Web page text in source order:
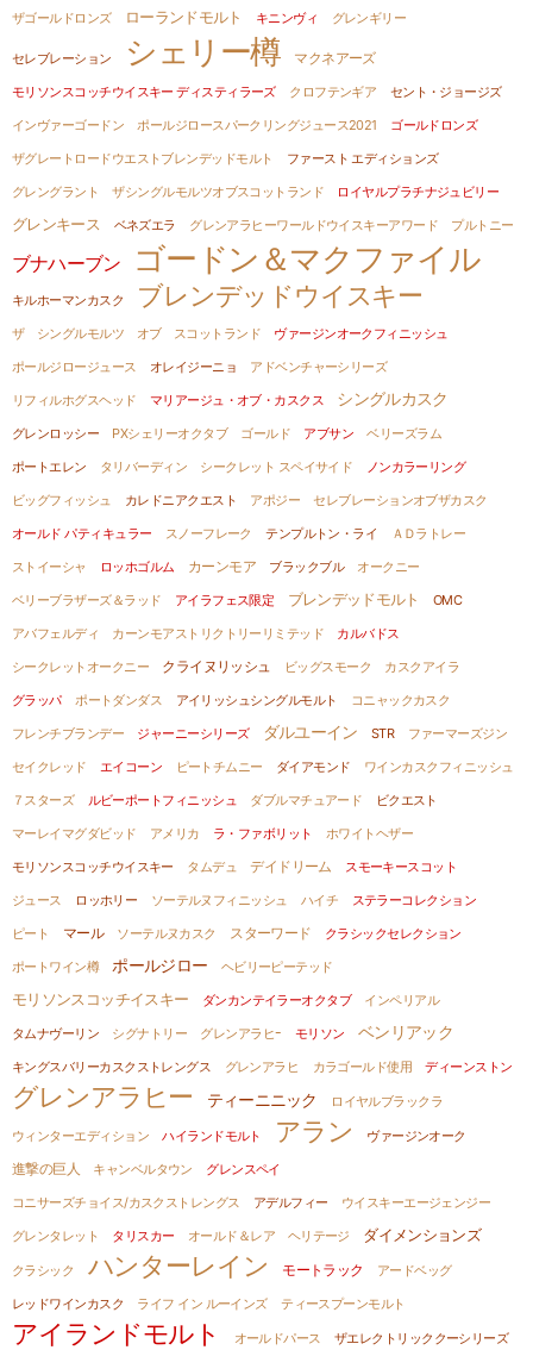
ザゴールドロンズ
ローランドモルト キニンヴィ グレンギリー
セレブレーション シェリー樽 マクネアーズ
モリソンスコッチウイスキー ディスティラーズ クロフテンギア
セント・ジョージズ
インヴァーゴードン
ポールジロースパークリングジュース2021
ゴールドロンズ
ザグレートロードウエストブレンデッドモルト
ファースト エディションズ
グレングラント
ザシングルモルツオブスコットランド ロイヤルプラチナジュビリー
グレンキース ベネズエラ グレンアラヒーワールドウイスキーアワード プルトニー
ブナハーブン ゴードン＆マクファイル
キルホーマンカスク ブレンデッドウイスキー
ザ シングルモルツ オブ スコットランド
ヴァージンオークフィニッシュ
ポールジロージュース
オレイジーニョ
アドベンチャーシリーズ
リフィルホグスヘッド
マリアージュ・オブ・カスクス シングルカスク
グレンロッシー PXシェリーオクタブ ゴールド アブサン
ベリーズラム
ポートエレン
タリバーディン シークレット スペイサイド
ノンカラーリング
ビッグフィッシュ
カレドニアクエスト アポジー
セレブレーションオブザカスク
オールド パティキュラー
スノーフレーク テンプルトン・ライ
ＡＤラトレー
ストイーシャ
ロッホゴルム カーンモア ブラックブル
オークニー
ベリーブラザーズ＆ラッド
アイラフェス限定 ブレンデッドモルト
OMC
アバフェルディ
カーンモアストリクトリーリミテッド
カルバドス
シークレットオークニー
クライヌリッシュ ビッグスモーク
カスクアイラ
グラッパ
ポートダンダス アイリッシュシングルモルト
コニャックカスク
フレンチブランデー
ジャーニーシリーズ ダルユーイン STR
ファーマーズジン
セイクレッド
エイコーン ピートチムニー ダイアモンド
ワインカスクフィニッシュ
７スターズ
ルビーポートフィニッシュ ダブルマチュアード
ビクエスト
マーレイマグダビッド
アメリカ ラ・ファボリット
ホワイトヘザー
モリソンスコッチウイスキー
タムデュ デイドリーム
スモーキースコット
ジュース
ロッホリー ソーテルヌフィニッシュ ハイチ
ステラーコレクション
ピート
マール ソーテルヌカスク スターワード
クラシックセレクション
ポートワイン樽
ポールジロー ヘビリーピーテッド
モリソンスコッチイスキー ダンカンテイラーオクタブ
インペリアル
タムナヴーリン
シグナトリー グレンアラヒｰ モリソン ベンリアック
キングスバリーカスクストレングス グレンアラヒ カラゴールド使用 ディーンストン
グレンアラヒー ティーニニック ロイヤルブラックラ
ウィンターエディション ハイランドモルト アラン ヴァージンオーク
進撃の巨人 キャンベルタウン
グレンスペイ
コニサーズチョイス/カスクストレングス
アデルフィー
ウイスキーエージェンジー
グレンタレット
タリスカー オールド＆レア ヘリテージ ダイメンションズ
クラシック ハンターレイン モートラック
アードベッグ
レッドワインカスク
ライフ イン ルーインズ ティースプーンモルト
アイランドモルト オールドパース ザエレクトリッククーシリーズ